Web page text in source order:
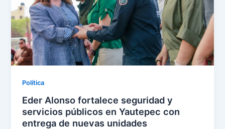
Política
Eder Alonso fortalece seguridad y
servicios públicos en Yautepec con
entrega de nuevas unidades